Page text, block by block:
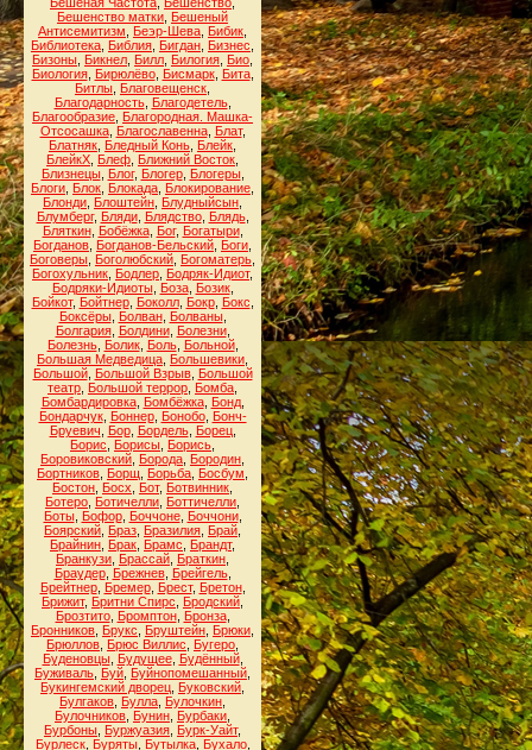
Бешенство матки Бешеный
Антисемитизм
Беэр-Шева Бибик
Библиотека Библия Бигдан Бизнес
Бизоны Бикнел Билл Билогия Био
Биология, Бирюлёво, Бисмарк, Бита,
Битлы Благовещенск
Благодарность, Благодетель,
Благообразие Благородная. Машка-
Отсосашка, Благославенна, Блат,
Блатняк Бледный Конь Блейк
БлейкХ Блеф Ближний Восток
Близнецы, Блог, Блогер, Блогеры,
Блоги Блок Блокада Блокирование
Блонди Блоштейн Блудныйсын
Блумберг, Бляди, Блядство, Блядь,
Бляткин, Бобёжка, Бог, Богатыри,
Богданов Богданов-Бельский Боги
Боговеры Боголюбский Богоматерь
Богохульник Бодлер Бодряк-Идиот,
Бодряки-Идиоты, Боза, Бозик,
Бойкот, Бойтнер, Боколл, Бокр, Бокс
Боксёры, Болван, Болваны,
Болгария, Болдини, Болезни,
Болезнь, Болик, Боль, Больной,
Большая Медведица Большевики
Большой, Большой Взрыв, Большой
театр Большой террор Бомба
Бомбардировка, Бомбёжка, Бонд,
Бондарчук, Боннер, Бонобо, Бонч-
Бруевич
Бор, Бордель, Борец,
Борис
Борисы Борись
Боровиковский Борода Бородин
Бортников Борщ Борьба Босбум
Бостон Босх Бот, Ботвинник
Ботеро Ботичелли Боттичелли
Боты, Бофор, Боччоне, Боччони,
Боярский Браз Бразилия Брай
Брайнин Брак Брамс Брандт,
Бранкузи Брассай Браткин
Браудер, Брежнев, Брейгель,
Брейтнер, Бремер, Брест, Бретон,
Брижит, Бритни Спирс Бродский
Брозтито, Бромптон, Бронза,
Бронников Брукс Бруштейн Брюки
Брюллов Брюс Виллис Бугеро
Буденовцы, Будущее, Будённый,
Буживаль Буй Буйнопомешанный
Букингемский дворец Буковский
Булгаков Булла Булочкин
Булочников Бунин Бурбаки
Бурбоны Буржуазия Бурк-Уайт,
Бурлеск, Буряты, Бутылка, Бухало,